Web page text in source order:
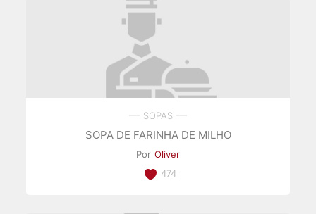
SOPAS
SOPA DE FARINHA DE MILHO
Por Oliver
474